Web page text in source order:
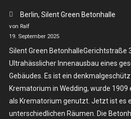
von-
Berlin, Silent Green Betonhalle
von Ralf
19. September 2025
Silent Green BetonhalleGerichtstraße
Ultrahässlicher Innenausbau eines
Gebäudes. Es ist ein
Krematorium in Wedding, wurde 1909
als Krematorium genutzt. Jetzt ist es
unterschiedlichen Räumen. Die